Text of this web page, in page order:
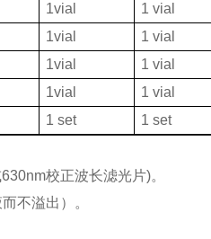
1vial 1 vial
1vial 1 vial
1vial 1 vial
1vial 1 vial
1 set 1 set
校正波长滤光片)。
不溢出）。